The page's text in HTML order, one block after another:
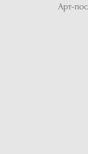
Арт-